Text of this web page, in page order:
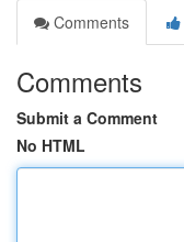
Comments
Comments
Submit a Comment
No HTML